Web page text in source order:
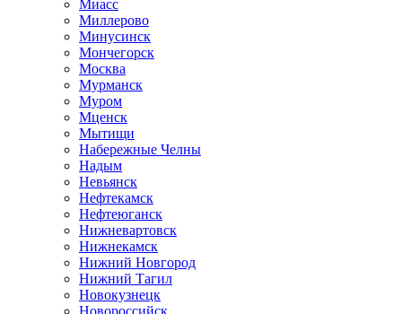
Миасс
Миллерово
Минусинск
Мончегорск
Москва
Мурманск
Муром
Мценск
Мытищи
Набережные Челны
Надым
Невьянск
Нефтекамск
Нефтеюганск
Нижневартовск
Нижнекамск
Нижний Новгород
Нижний Тагил
Новокузнецк
Новороссийск